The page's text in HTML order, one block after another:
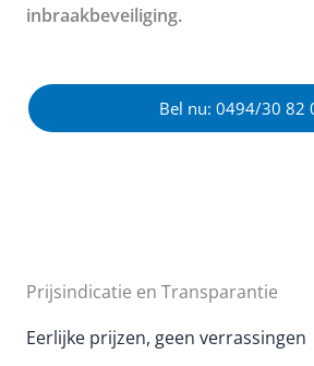
inbraakbeveiliging.
Bel nu: 0494/30 82
Prijsindicatie en Transparantie
Eerlijke prijzen, geen verrassingen